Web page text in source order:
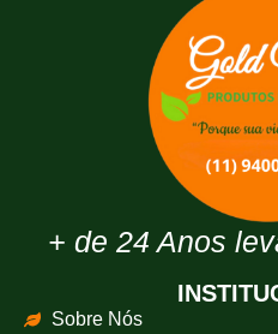
+ de 24 Anos
Sobre Nós